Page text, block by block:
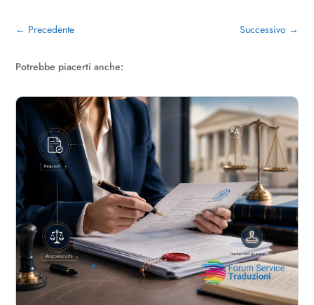
← Precedente Successivo→
Potrebbe piacerti anche: